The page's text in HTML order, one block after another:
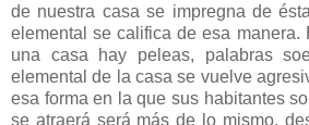
de nuestra casa se impregna de
elemental se califica de esa manera.
una casa hay peleas, palabras
elemental de la casa se vuelve
esa forma en la que sus habitantes
se atraerá será más de lo mismo,